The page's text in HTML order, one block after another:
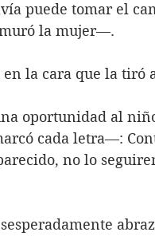
puede tomar el
la mujer—.
la cara que la tiró
oportunidad al
cada letra—:
no lo